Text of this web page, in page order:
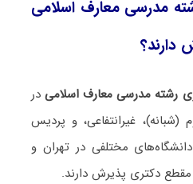
ﻣﺪرسی ﻣﻌﺎرف اﺳﻼمی
دارند؟
رشته ﻣﺪرسی ﻣﻌﺎرف اﺳﻼمیدر
(شبانه)، غیرانتفاعی، و پردیس
مختلفی در تهران و
دکتری پذیرش دارند.